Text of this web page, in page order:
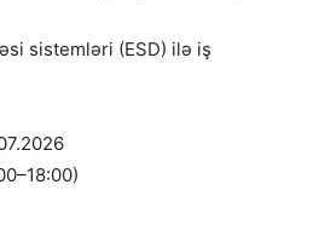
sistemləri (ESD) ilə iş